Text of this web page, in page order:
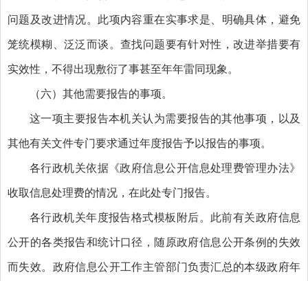
问题及改进情况。此项内容重在实事求是、明确具体，避免
笼统模糊、泛泛而谈。查找问题要有针对性，改进举措要有
实效性，不得出现敷衍了事甚至年年雷同现象。
（六）其他需要报告的事项。
这一项主要报告本机关认为需要报告的其他事项，以及
其他有关文件专门要求通过年度报告予以报告的事项。
各行政机关依据《政府信息公开信息处理费管理办法》
收取信息处理费的情况，在此处专门报告。
各行政机关年度报告格式模板附后。此前有关政府信息
公开的各类报告和统计口径，随原政府信息公开条例的失效
而失效。政府信息公开工作主管部门负责汇总的本级政府年